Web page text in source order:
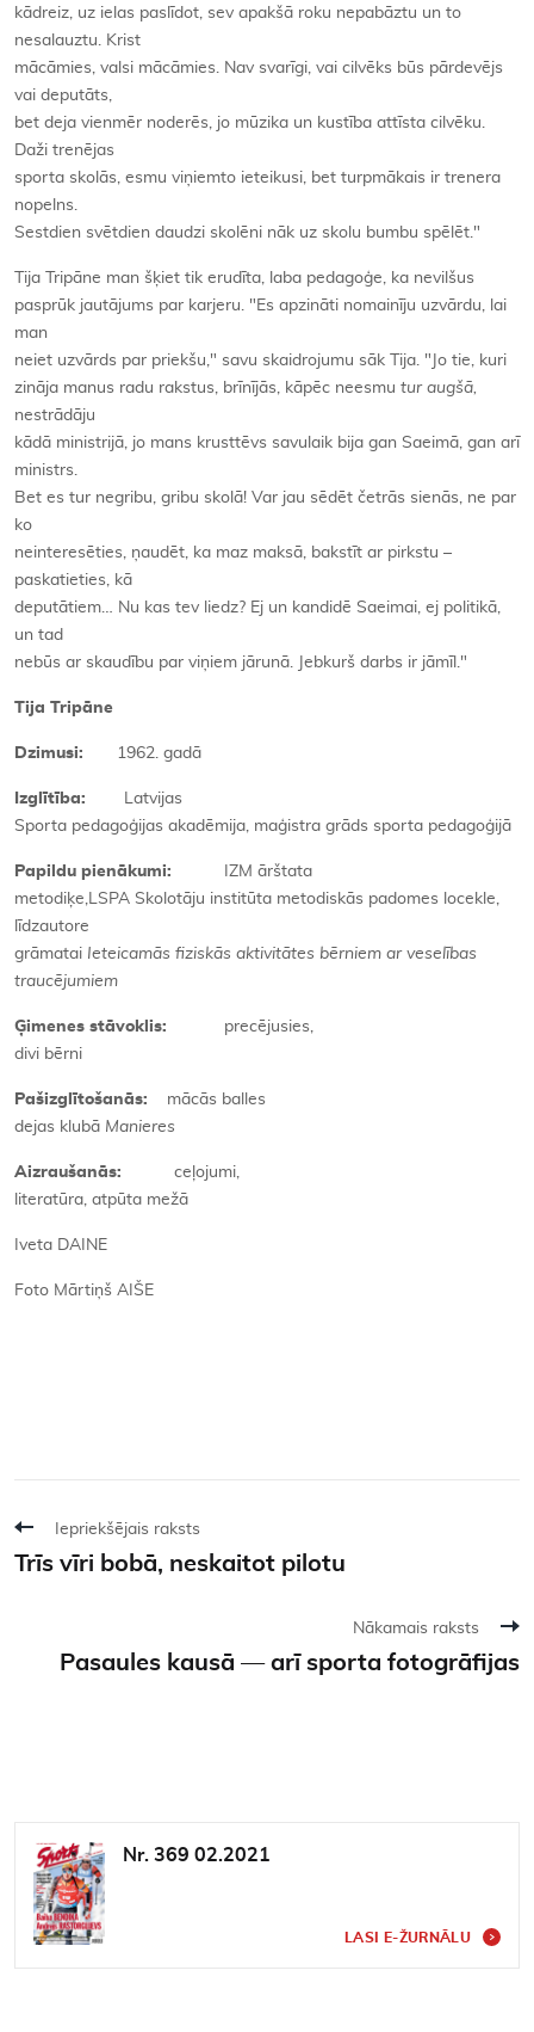
kādreiz, uz ielas paslīdot, sev apakšā roku nepabāztu un to
nesalauztu. Krist
mācāmies, valsi mācāmies. Nav svarīgi, vai cilvēks būs pārdevējs
vai deputāts,
bet deja vienmēr noderēs, jo mūzika un kustība attīsta cilvēku.
Daži trenējas
sporta skolās, esmu viņiemto ieteikusi, bet turpmākais ir trenera
nopelns.
Sestdien svētdien daudzi skolēni nāk uz skolu bumbu spēlēt."
Tija Tripāne man šķiet tik erudīta, laba pedagoģe, ka nevilšus
pasprūk jautājums par karjeru. "Es apzināti nomainīju uzvārdu, lai
man
neiet uzvārds par priekšu," savu skaidrojumu sāk Tija. "Jo tie, kuri
zināja manus radu rakstus, brīnījās, kāpēc neesmu tur augšā,
nestrādāju
kādā ministrijā, jo mans krusttēvs savulaik bija gan Saeimā, gan arī
ministrs.
Bet es tur negribu, gribu skolā! Var jau sēdēt četrās sienās, ne par
ko
neinteresēties, ņaudēt, ka maz maksā, bakstīt ar pirkstu –
paskatieties, kā
deputātiem… Nu kas tev liedz? Ej un kandidē Saeimai, ej politikā,
un tad
nebūs ar skaudību par viņiem jārunā. Jebkurš darbs ir jāmīl."
Tija Tripāne
Dzimusi: 1962. gadā
Izglītība:
Latvijas
Sporta pedagoģijas akadēmija, maģistra grāds sporta pedagoģijā
Papildu pienākumi:
IZM ārštata
metodiķe,LSPA Skolotāju institūta metodiskās padomes locekle,
līdzautore
grāmatai Ieteicamās fiziskās aktivitātes bērniem ar veselības
traucējumiem
Ģimenes stāvoklis: precējusies,
divi bērni
Pašizglītošanās: mācās balles
dejas klubā Manieres
Aizraušanās: ceļojumi,
literatūra, atpūta mežā
Iveta DAINE
Foto Mārtiņš AIŠE
Iepriekšējais raksts
Trīs vīri bobā, neskaitot pilotu
Nākamais raksts
Pasaules kausā — arī sporta fotogrāfijas
Nr. 369 02.2021
LASI E-ŽURNĀLU